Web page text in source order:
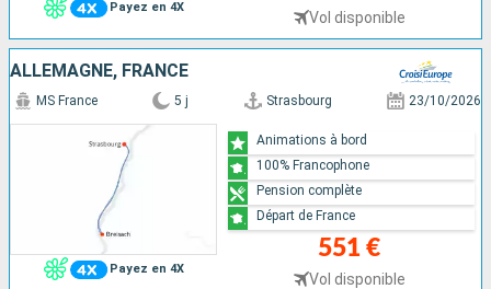
Payez en 4X
Vol disponible
ALLEMAGNE, FRANCE
Payez en 4X
MS France 5 j Strasbourg 23/10/2026
551 €
Vol disponible
Animations à bord
100% Francophone
Pension complète
Départ de France